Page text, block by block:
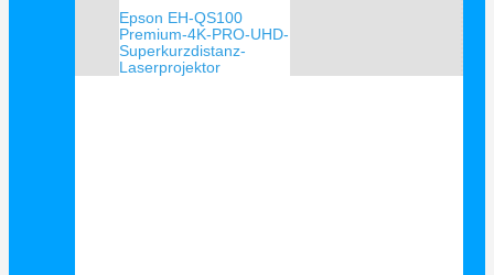
Epson EH-QS100
Premium-4K-PRO-UHD-
Superkurzdistanz-
Laserprojektor